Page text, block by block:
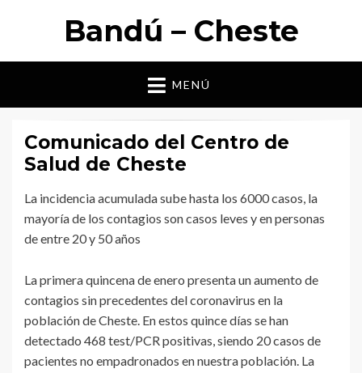
Bandú – Cheste
MENÚ
Comunicado del Centro de
Salud de Cheste
La incidencia acumulada sube hasta los 6000 casos, la
mayoría de los contagios son casos leves y en personas
de entre 20 y 50 años
La primera quincena de enero presenta un aumento de
contagios sin precedentes del coronavirus en la
población de Cheste. En estos quince días se han
detectado 468 test/PCR positivas, siendo 20 casos de
pacientes no empadronados en nuestra población. La